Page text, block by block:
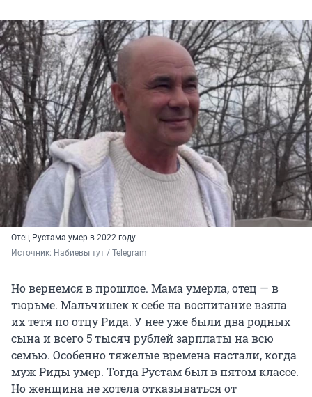
Отец Рустама умер в 2022 году
Источник: Набиевы тут / Telegram
Но вернемся в прошлое. Мама умерла, отец — в
тюрьме. Мальчишек к себе на воспитание взяла
их тетя по отцу Рида. У нее уже были два родных
сына и всего 5 тысяч рублей зарплаты на всю
семью. Особенно тяжелые времена настали, когда
муж Риды умер. Тогда Рустам был в пятом классе.
Но женщина не хотела отказываться от